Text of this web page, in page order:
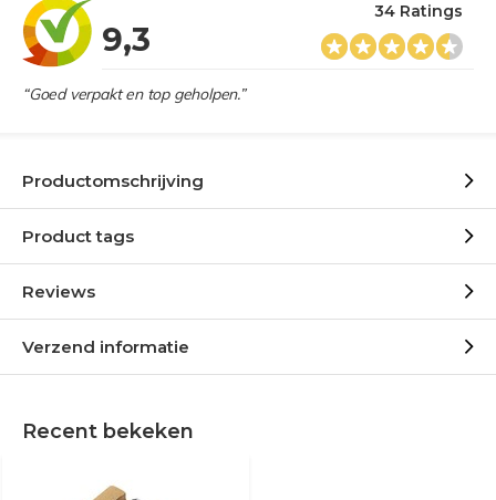
9,3
34 Ratings
“Goed verpakt en top geholpen.”
Productomschrijving
Product tags
Reviews
Verzend informatie
Recent bekeken